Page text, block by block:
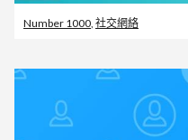
Number 1000 社交網絡